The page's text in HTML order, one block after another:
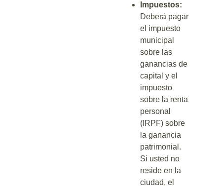
Impuestos:
Deberá pagar
el impuesto
municipal
sobre las
ganancias de
capital y el
impuesto
sobre la renta
personal
(IRPF) sobre
la ganancia
patrimonial.
Si usted no
reside en la
ciudad, el